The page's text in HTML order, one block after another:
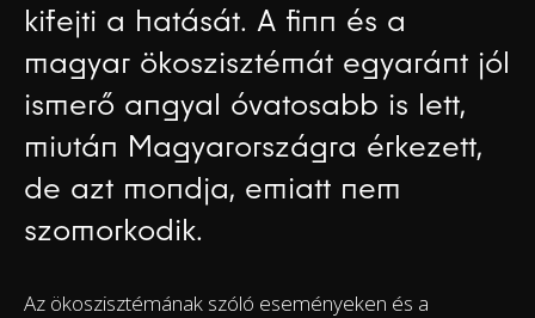
kifejti a hatását. A finn és a
magyar ökoszisztémát egyaránt jól
ismerő angyal óvatosabb is lett,
miután Magyarországra érkezett,
de azt mondja, emiatt nem
szomorkodik.
Az ökoszisztémának szóló eseményeken és a